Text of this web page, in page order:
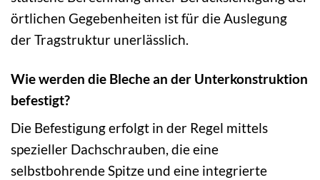
örtlichen Gegebenheiten ist für die Auslegung
der Tragstruktur unerlässlich.
Wie werden die Bleche an der Unterkonstruktion
befestigt?
Die Befestigung erfolgt in der Regel mittels
spezieller Dachschrauben, die eine
selbstbohrende Spitze und eine integrierte